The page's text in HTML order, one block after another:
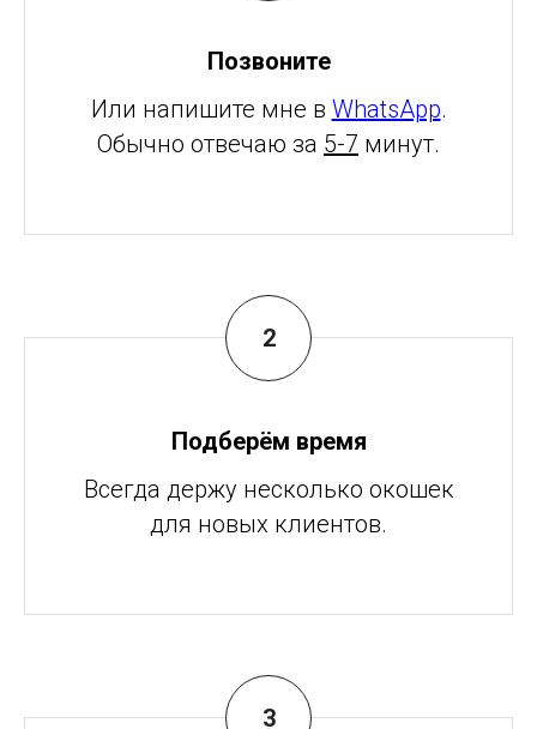
Позвоните
Или напишите мне в WhatsApp.
Обычно отвечаю за 5-7 минут.
Подберём время
Всегда держу несколько окошек
для новых клиентов.